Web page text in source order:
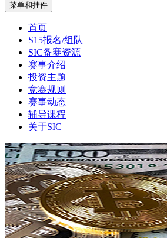
菜单和挂件
首页
S15报名/组队
SIC备赛资源
赛事介绍
投资主题
竞赛规则
赛事动态
辅导课程
关于SIC